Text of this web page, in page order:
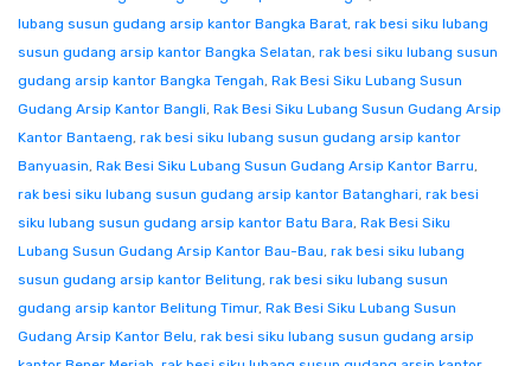
lubang susun gudang arsip kantor Bangka Barat, rak besi siku lubang
susun gudang arsip kantor Bangka Selatan, rak besi siku lubang susun
gudang arsip kantor Bangka Tengah, Rak Besi Siku Lubang Susun
Gudang Arsip Kantor Bangli, Rak Besi Siku Lubang Susun Gudang Arsip
Kantor Bantaeng, rak besi siku lubang susun gudang arsip kantor
Banyuasin, Rak Besi Siku Lubang Susun Gudang Arsip Kantor Barru,
rak besi siku lubang susun gudang arsip kantor Batanghari, rak besi
siku lubang susun gudang arsip kantor Batu Bara, Rak Besi Siku
Lubang Susun Gudang Arsip Kantor Bau-Bau, rak besi siku lubang
susun gudang arsip kantor Belitung, rak besi siku lubang susun
gudang arsip kantor Belitung Timur, Rak Besi Siku Lubang Susun
Gudang Arsip Kantor Belu, rak besi siku lubang susun gudang arsip